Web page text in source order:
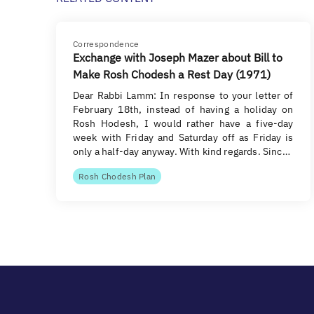
Correspondence
Exchange with Joseph Mazer about Bill to
Make Rosh Chodesh a Rest Day (1971)
Dear Rabbi Lamm: In response to your letter of
February 18th, instead of having a holiday on
Rosh Hodesh, I would rather have a five-day
week with Friday and Saturday off as Friday is
only a half-day anyway. With kind regards. Sinc…
Rosh Chodesh Plan